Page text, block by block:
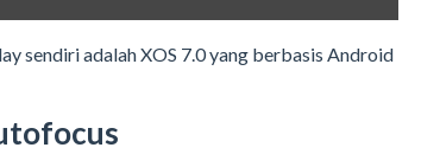
sendiri adalah XOS 7.0 yang berbasis Android